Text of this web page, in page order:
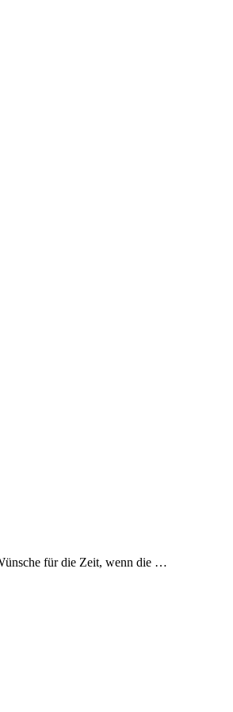
für die Zeit, wenn die …